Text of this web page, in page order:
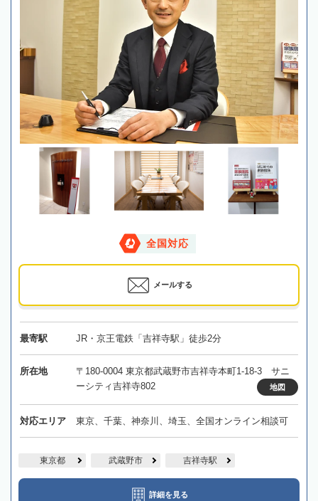
全国対応
メールする
最寄駅 JR・京王電鉄「吉祥寺駅」徒歩2分
所在地
〒180-0004 東京都武蔵野市吉祥寺本町1-18-3 サニ
ーシティ吉祥寺802
地図
対応エリア 東京、千葉、神奈川、埼玉、全国オンライン相談可
東京都 武蔵野市 吉祥寺駅
詳細を見る